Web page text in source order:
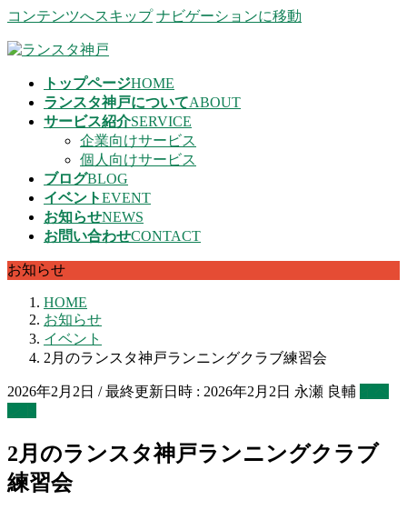
コンテンツへスキップ ナビゲーションに移動
トップページHOME
ランスタ神戸についてABOUT
サービス紹介SERVICE
企業向けサービス
個人向けサービス
ブログBLOG
イベントEVENT
お知らせNEWS
お問い合わせCONTACT
お知らせ
HOME
お知らせ
イベント
2月のランスタ神戸ランニングクラブ練習会
2026年2月2日 / 最終更新日時 : 2026年2月2日 永瀬 良輔
2月のランスタ神戸ランニングクラブ
練習会